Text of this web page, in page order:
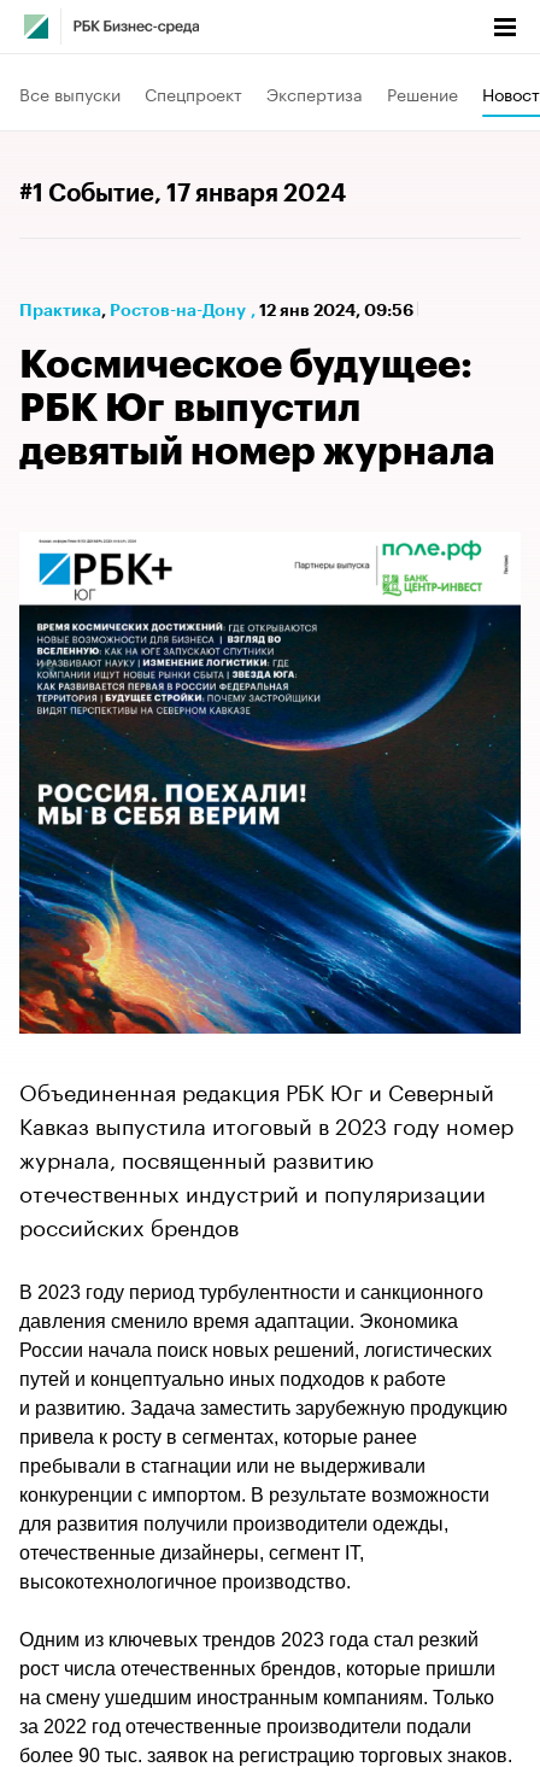
Все выпуски Спецпроект Экспертиза Решение
#1 Событие, 17 января 2024
Практика⁠, Ростов-на-Дону , 12 янв 2024, 09:56
Космическое будущее:
РБК Юг выпустил
девятый номер журнала
Объединенная редакция РБК Юг и Северный
Кавказ выпустила итоговый в 2023 году номер
журнала, посвященный развитию
отечественных индустрий и популяризации
российских брендов
В 2023 году период турбулентности и санкционного
давления сменило время адаптации. Экономика
России начала поиск новых решений, логистических
путей и концептуально иных подходов к работе
и развитию. Задача заместить зарубежную продукцию
привела к росту в сегментах, которые ранее
пребывали в стагнации или не выдерживали
конкуренции с импортом. В результате возможности
для развития получили производители одежды,
отечественные дизайнеры, сегмент IT,
высокотехнологичное производство.
Одним из ключевых трендов 2023 года стал резкий
рост числа отечественных брендов, которые пришли
на смену ушедшим иностранным компаниям. Только
за 2022 год отечественные производители подали
более 90 тыс. заявок на регистрацию торговых знаков.